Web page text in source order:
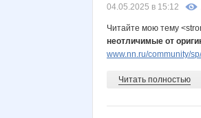
04.05.2025 в 15:12
Читайте мою тему
неотличимые от
www.nn.ru/community/
Читать полностью